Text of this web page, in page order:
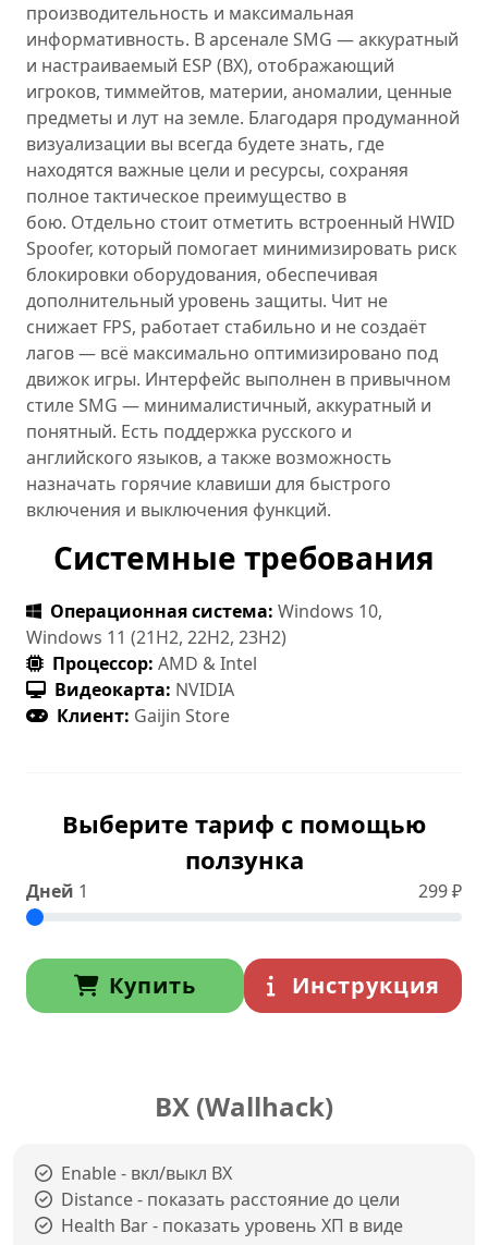
производительность и максимальная
информативность. В арсенале SMG — аккуратный
и настраиваемый ESP (ВХ), отображающий
игроков, тиммейтов, материи, аномалии, ценные
предметы и лут на земле. Благодаря продуманной
визуализации вы всегда будете знать, где
находятся важные цели и ресурсы, сохраняя
полное тактическое преимущество в
бою. Отдельно стоит отметить встроенный HWID
Spoofer, который помогает минимизировать риск
блокировки оборудования, обеспечивая
дополнительный уровень защиты. Чит не
снижает FPS, работает стабильно и не создаёт
лагов — всё максимально оптимизировано под
движок игры. Интерфейс выполнен в привычном
стиле SMG — минималистичный, аккуратный и
понятный. Есть поддержка русского и
английского языков, а также возможность
назначать горячие клавиши для быстрого
включения и выключения функций.
Системные требования
Операционная система: Windows 10,
Windows 11 (21H2, 22H2, 23H2)
Процессор: AMD & Intel
Видеокарта: NVIDIA
Клиент: Gaijin Store
Выберите тариф с помощью
ползунка
Дней 1 299₽
Купить Инструкция
ВХ (Wallhack)
Enable - вкл/выкл ВХ
Distance - показать расстояние до цели
Health Bar - показать уровень ХП в виде